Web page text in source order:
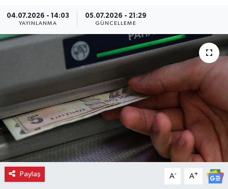
04.07.2026 - 14:03
YAYINLANMA
05.07.2026 - 21:29
GÜNCELLEME
Paylaş A- A+